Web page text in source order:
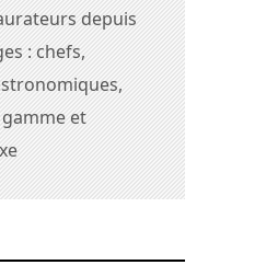
depuis
: chefs,
et